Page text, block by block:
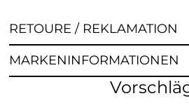
RETOURE / REKLAMATION
MARKENINFORMATIONEN